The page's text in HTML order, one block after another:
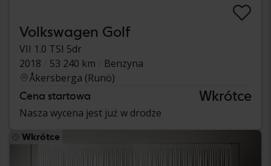
Volkswagen Golf
VII 1.0 TSI 5dr
2018
53 240 km
Benzyna
Åkersberga (Runö)
Cena startowa Wkrótce
Nasza wycena jest już w drodze
Wkrótce